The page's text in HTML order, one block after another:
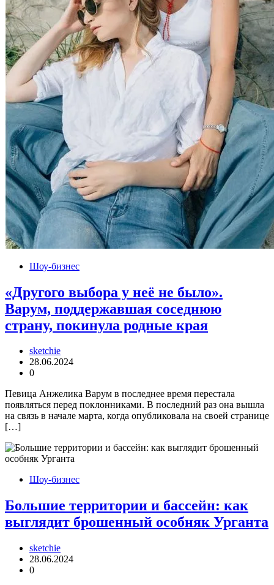
Шоу-бизнес
«Другого выбора у неё не было».
Варум, поддержавшая соседнюю
страну, покинула родные края
sketchie
28.06.2024
0
Певица Анжелика Варум в последнее время перестала
появляться перед поклонниками. В последний раз она вышла
на связь в начале марта, когда опубликовала на своей странице
[…]
Шоу-бизнес
Большие территории и бассейн: как
выглядит брошенный особняк Урганта
sketchie
28.06.2024
0